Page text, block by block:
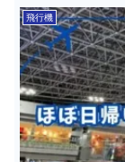
飛行機